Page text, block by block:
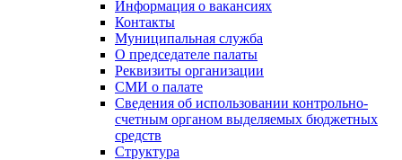
Информация о вакансиях
Контакты
Муниципальная служба
О председателе палаты
Реквизиты организации
СМИ о палате
Сведения об использовании контрольно-
счетным органом выделяемых бюджетных
средств
Структура